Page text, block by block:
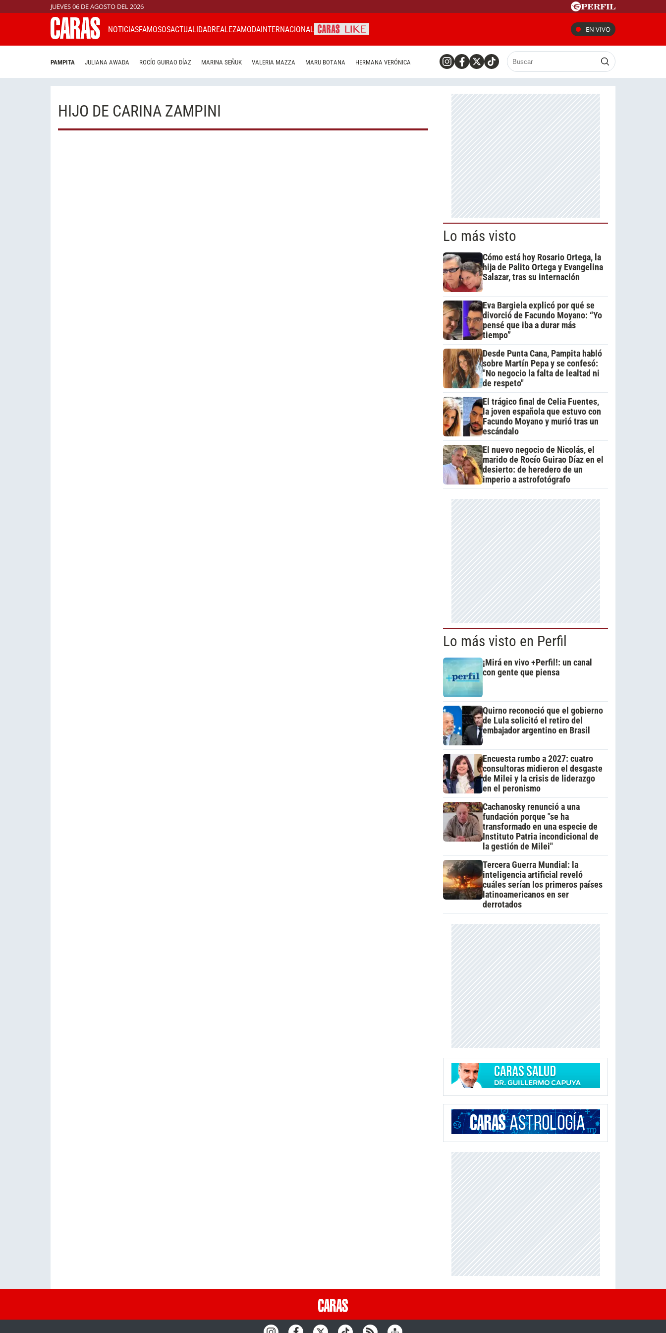
JUEVES 06 DE AGOSTO DEL 2026
NOTICIASFAMOSOSACTUALIDADREALEZAMODAINTERNACIONAL EN VIVO
PAMPITA JULIANA AWADA ROCÍO GUIRAO DÍAZ MARINA SEÑUK VALERIA MAZZA MARU BOTANA HERMANA VERÓNICA
HIJO DE CARINA ZAMPINI
Lo más visto
Cómo está hoy Rosario Ortega, la
hija de Palito Ortega y Evangelina
Salazar, tras su internación
Eva Bargiela explicó por qué se
divorció de Facundo Moyano: “Yo
pensé que iba a durar más
tiempo”
Desde Punta Cana, Pampita habló
sobre Martín Pepa y se confesó:
"No negocio la falta de lealtad ni
de respeto"
El trágico final de Celia Fuentes,
la joven española que estuvo con
Facundo Moyano y murió tras un
escándalo
El nuevo negocio de Nicolás, el
marido de Rocío Guirao Díaz en el
desierto: de heredero de un
imperio a astrofotógrafo
Lo más visto en Perfil
¡Mirá en vivo +Perfil!: un canal
con gente que piensa
Quirno reconoció que el gobierno
de Lula solicitó el retiro del
embajador argentino en Brasil
Encuesta rumbo a 2027: cuatro
consultoras midieron el desgaste
de Milei y la crisis de liderazgo
en el peronismo
Cachanosky renunció a una
fundación porque "se ha
transformado en una especie de
Instituto Patria incondicional de
la gestión de Milei"
Tercera Guerra Mundial: la
inteligencia artificial reveló
cuáles serían los primeros países
latinoamericanos en ser
derrotados